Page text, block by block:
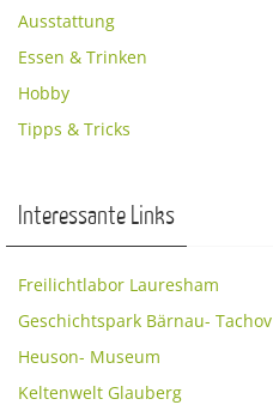
Ausstattung
Essen & Trinken
Hobby
Tipps & Tricks
Interessante Links
Freilichtlabor Lauresham
Geschichtspark Bärnau- Tachov
Heuson- Museum
Keltenwelt Glauberg